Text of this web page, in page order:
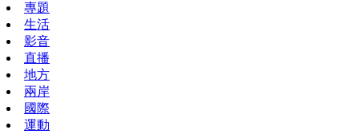
專題
生活
影音
直播
地方
兩岸
國際
運動